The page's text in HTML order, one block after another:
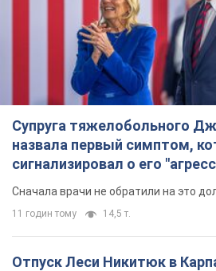
Супруга тяжелобольного
назвала первый симптом,
сигнализировал о его
Сначала врачи не обратили на это
11 годин тому 14,5 т.
Отпуск Леси Никитюк в